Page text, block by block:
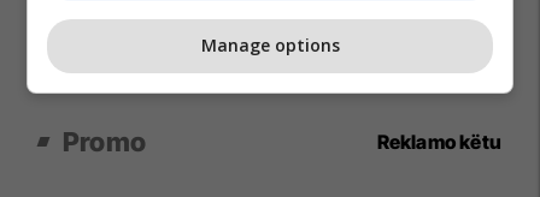
Promo Reklamo këtu
Manage options